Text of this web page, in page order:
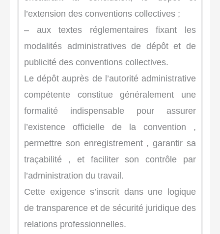
l’extension des conventions collectives ;
– aux textes réglementaires fixant les
modalités administratives de dépôt et de
publicité des conventions collectives.
Le dépôt auprès de l’autorité administrative
compétente constitue généralement une
formalité indispensable pour assurer
l’existence officielle de la convention ,
permettre son enregistrement , garantir sa
traçabilité , et faciliter son contrôle par
l’administration du travail.
Cette exigence s’inscrit dans une logique
de transparence et de sécurité juridique des
relations professionnelles.